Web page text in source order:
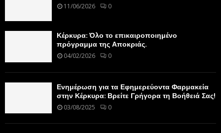
11/06/2026 0
Κέρκυρα: Όλο το επικαιροποιημένο
πρόγραμμα της Αποκριάς.
04/02/2026 0
Ενημέρωση για τα Εφημερεύοντα Φαρμακεία
στην Κέρκυρα: Βρείτε Γρήγορα τη Βοήθειά Σας!
03/08/2025 0